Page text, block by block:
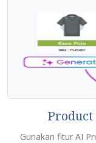
Gunakan fitur AI